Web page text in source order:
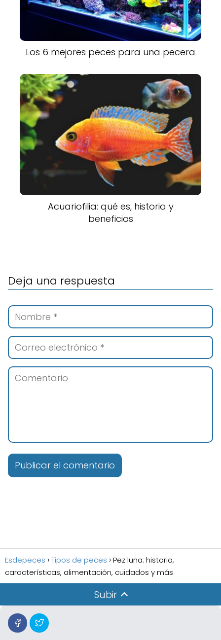
Los 6 mejores peces para una pecera
Acuariofilia: qué es, historia y
beneficios
Deja una respuesta
Esdepeces Tipos de peces
Pez luna: historia,
características, alimentación, cuidados y más
Subir